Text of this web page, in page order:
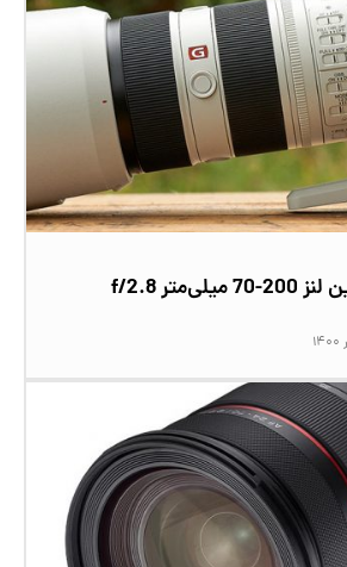
سونی از سبک‌ترین لنز 200-70 میلی‌متر f/2.8